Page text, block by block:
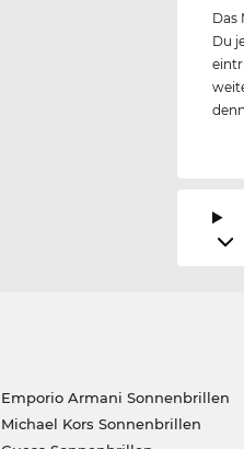
Das
Du
Emporio Armani Sonnenbrillen
Michael Kors Sonnenbrillen